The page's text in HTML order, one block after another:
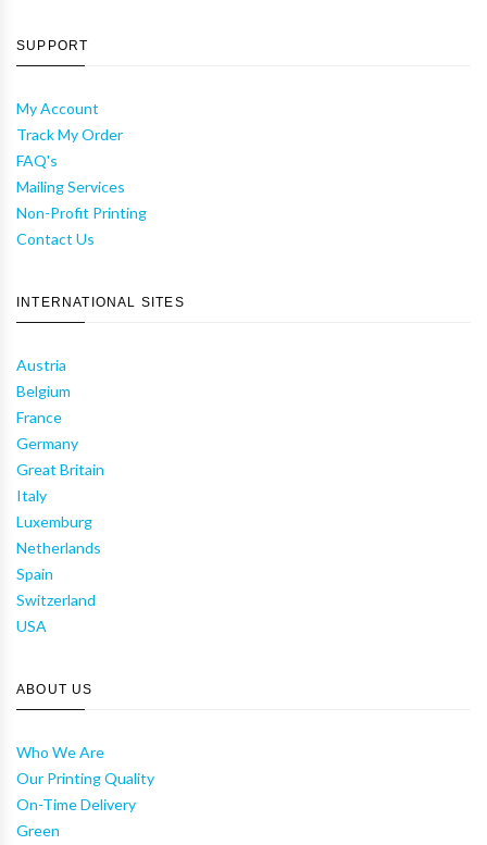
SUPPORT
My Account
Track My Order
FAQ's
Mailing Services
Non-Profit Printing
Contact Us
INTERNATIONAL SITES
Austria
Belgium
France
Germany
Great Britain
Italy
Luxemburg
Netherlands
Spain
Switzerland
USA
ABOUT US
Who We Are
Our Printing Quality
On-Time Delivery
Green